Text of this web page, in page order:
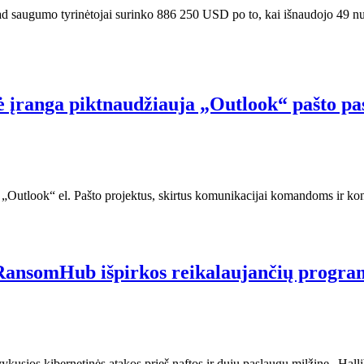
saugumo tyrinėtojai surinko 886 250 USD po to, kai išnaudojo 49
piktnaudžiauja „Outlook“ pašto
el. Pašto projektus, skirtus komunikacijai komandoms ir
išpirkos reikalaujančių